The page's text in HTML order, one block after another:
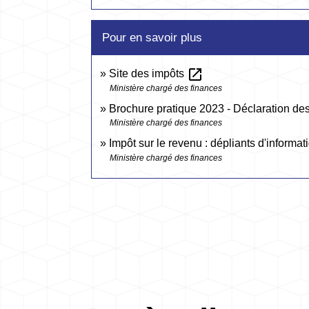
Pour en savoir plus
Site des impôts open_in_new
Ministère chargé des finances
Brochure pratique 2023 - Déclaration
Ministère chargé des finances
Impôt sur le revenu : dépliants
Ministère chargé des finances